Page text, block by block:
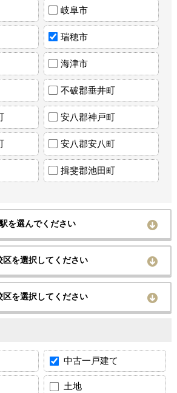
岐阜市
瑞穂市
海津市
不破郡垂井町
安八郡神戸町
安八郡安八町
揖斐郡池田町
を選んでください
区を選択してください
区を選択してください
中古一戸建て
土地